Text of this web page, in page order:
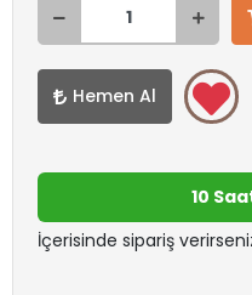
Hemen Al
10
İçerisinde sipariş